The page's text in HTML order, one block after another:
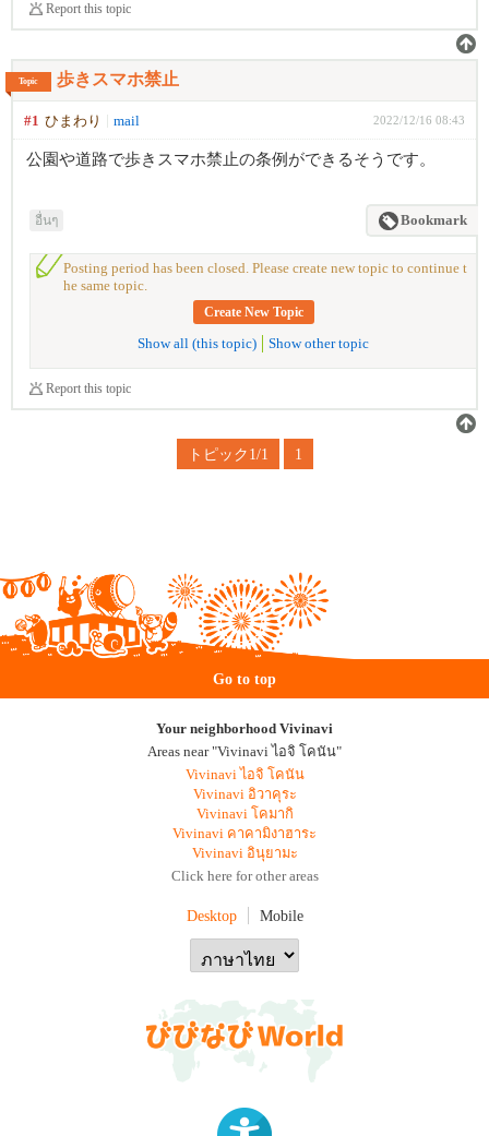
Report this topic
Topic 歩きスマホ禁止
#1 ひまわり mail 2022/12/16 08:43
公園や道路で歩きスマホ禁止の条例ができるそうです。
อื่นๆ Bookmark
Posting period has been closed. Please create new topic to continue t
he same topic.
Create New Topic
Show all (this topic) Show other topic
Report this topic
トピック1/1 1
Go to top
Your neighborhood Vivinavi
Areas near "Vivinavi ไอจิ โคนัน"
Vivinavi ไอจิ โคนัน
Vivinavi อิวาคุระ
Vivinavi โคมากิ
Vivinavi คาคามิงาฮาระ
Vivinavi อินุยามะ
Click here for other areas
Desktop Mobile